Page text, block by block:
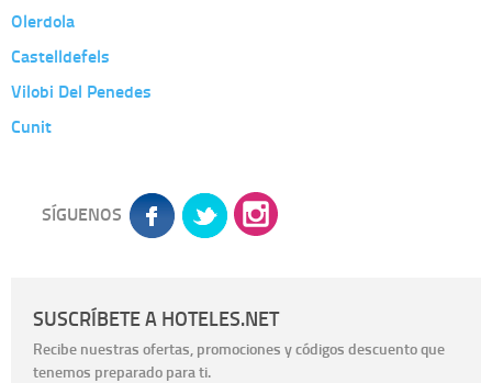
Olerdola
Castelldefels
Vilobi Del Penedes
Cunit
SÍGUENOS
SUSCRÍBETE A HOTELES.NET
Recibe nuestras ofertas, promociones y códigos descuento que
tenemos preparado para ti.